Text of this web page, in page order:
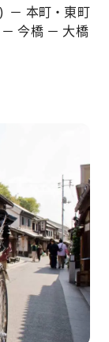
－ 本町・東町
今橋 － 大橋